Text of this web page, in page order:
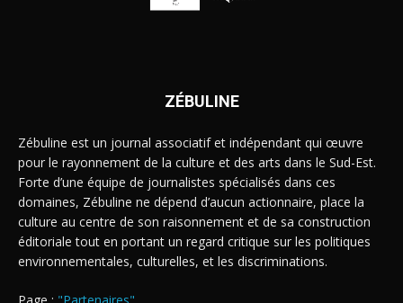
ZÉBULINE
Zébuline est un journal associatif et indépendant qui œuvre
pour le rayonnement de la culture et des arts dans le Sud-Est.
Forte d’une équipe de journalistes spécialisés dans ces
domaines, Zébuline ne dépend d’aucun actionnaire, place la
culture au centre de son raisonnement et de sa construction
éditoriale tout en portant un regard critique sur les politiques
environnementales, culturelles, et les discriminations.